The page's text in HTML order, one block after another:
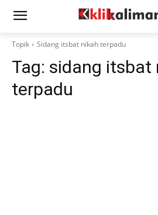
Topik Sidang itsbat nikah terpadu
Tag: sidang itsbat
terpadu